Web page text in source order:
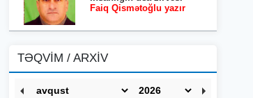
Faiq Qismətoğlu yazır
TƏQVİM / ARXİV